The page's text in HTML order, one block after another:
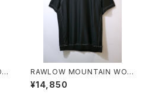
RAWLOW MOUNTAIN WOR
KS / DAD LITE CREW
¥14,850